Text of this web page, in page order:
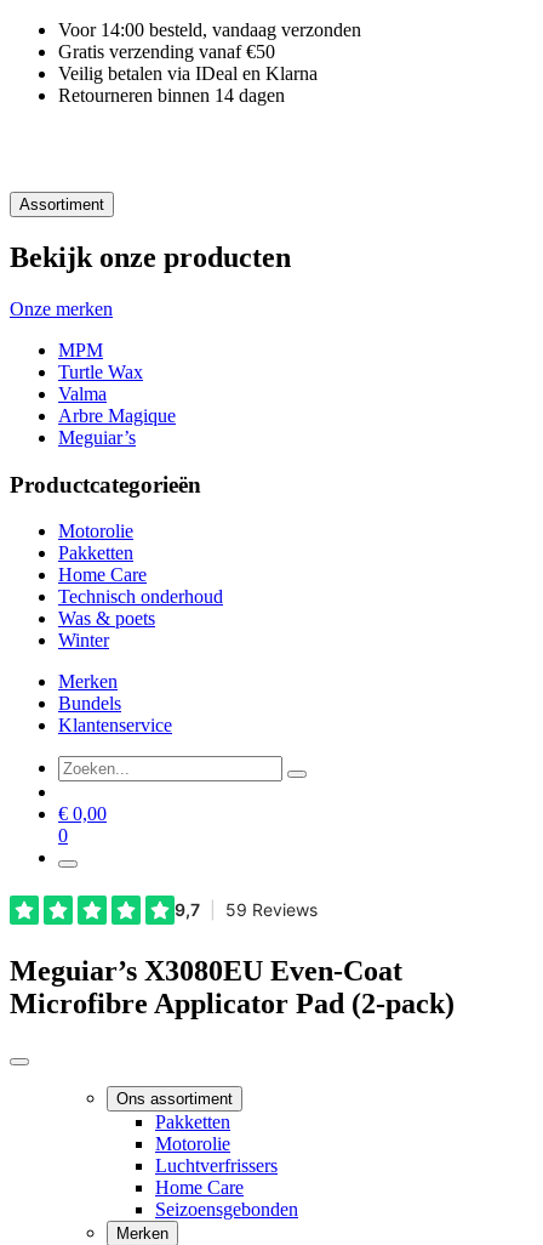
Voor 14:00 besteld, vandaag verzonden
Gratis verzending vanaf €50
Veilig betalen via IDeal en Klarna
Retourneren binnen 14 dagen
Assortiment
Bekijk onze producten
Onze merken
MPM
Turtle Wax
Valma
Arbre Magique
Meguiar’s
Productcategorieën
Motorolie
Pakketten
Home Care
Technisch onderhoud
Was & poets
Winter
Merken
Bundels
Klantenservice
€ 0,00
0
Meguiar’s X3080EU Even-Coat
Microfibre Applicator Pad (2-pack)
Ons assortiment
Pakketten
Motorolie
Luchtverfrissers
Home Care
Seizoensgebonden
Merken